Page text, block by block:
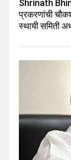
Shrinath
प्रकरणांची
स्थायी समिती